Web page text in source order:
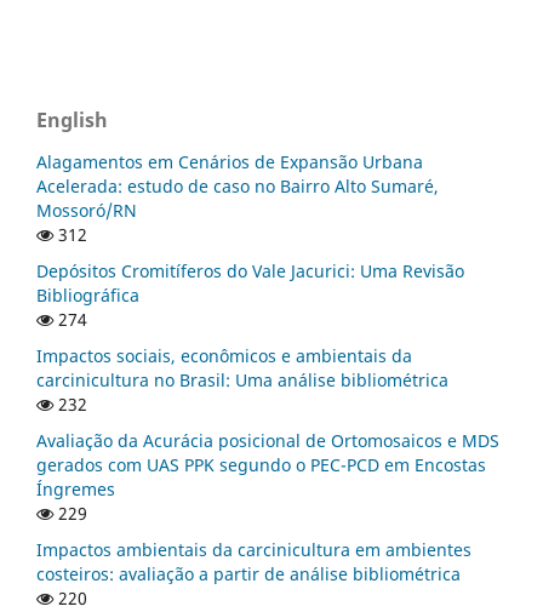
English
Alagamentos em Cenários de Expansão Urbana
Acelerada: estudo de caso no Bairro Alto Sumaré,
Mossoró/RN
312
Depósitos Cromitíferos do Vale Jacurici: Uma Revisão
Bibliográfica
274
Impactos sociais, econômicos e ambientais da
carcinicultura no Brasil: Uma análise bibliométrica
232
Avaliação da Acurácia posicional de Ortomosaicos e MDS
gerados com UAS PPK segundo o PEC-PCD em Encostas
Íngremes
229
Impactos ambientais da carcinicultura em ambientes
costeiros: avaliação a partir de análise bibliométrica
220